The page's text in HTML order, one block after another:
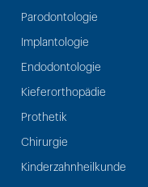
Parodontologie
Implantologie
Endodontologie
Kieferorthopädie
Prothetik
Chirurgie
Kinderzahnheilkunde